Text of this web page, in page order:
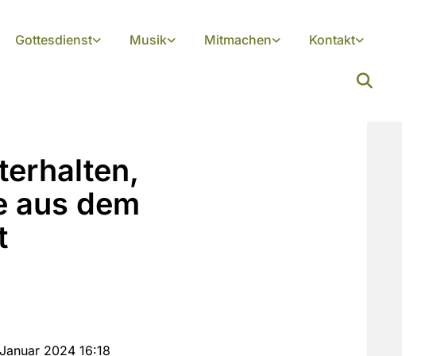
Gottesdienst Musik Mitmachen Kontakt
aus dem
2024 16:18